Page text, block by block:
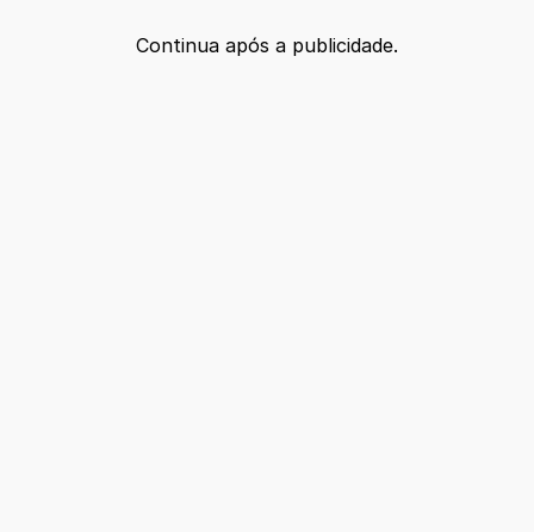
Continua após a publicidade.